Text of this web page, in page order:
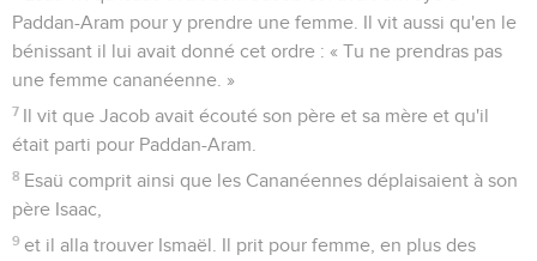
Paddan-Aram pour y prendre une femme. Il vit aussi qu'en le
bénissant il lui avait donné cet ordre : « Tu ne prendras pas
une femme cananéenne. »
7 Il vit que Jacob avait écouté son père et sa mère et qu'il
était parti pour Paddan-Aram.
8 Esaü comprit ainsi que les Cananéennes déplaisaient à son
père Isaac,
9 et il alla trouver Ismaël. Il prit pour femme, en plus des